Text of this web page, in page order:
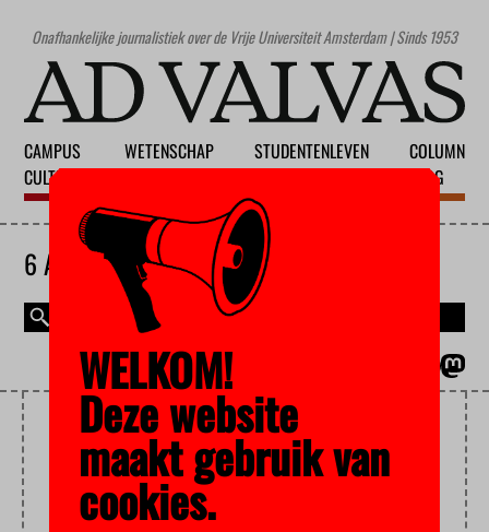
Onafhankelijke journalistiek over de Vrije Universiteit Amsterdam | Sinds 1953
CAMPUS
CULTUUR
WETENSCHAP
STUDENTENLEVEN
COLUMN
BLOG
6 AUGUSTUS 2026
MASTEROPLEIDING
WELKOM!
Deze website
maakt gebruik van
cookies.